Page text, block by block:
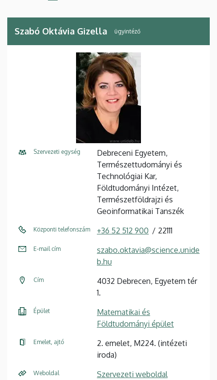
Szabó Oktávia Gizella ügyintéző
Szervezeti egység
Debreceni Egyetem,
Természettudományi és
Technológiai Kar,
Földtudományi Intézet,
Természetföldrajzi és
Geoinformatikai Tanszék
Központi telefonszám +36 52 512 900 22111
E-mail cím
szabo.oktavia@science.unide
b.hu
Cím
4032 Debrecen, Egyetem tér
1.
Épület
Matematikai és
Földtudományi épület
Emelet, ajtó
2. emelet, M224. (intézeti
iroda)
Weboldal Szervezeti weboldal